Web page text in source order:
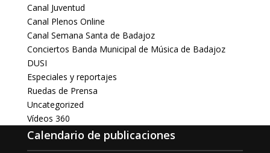
Canal Juventud
Canal Plenos Online
Canal Semana Santa de Badajoz
Conciertos Banda Municipal de Música de Badajoz
DUSI
Especiales y reportajes
Ruedas de Prensa
Uncategorized
Vídeos 360
Calendario de publicaciones